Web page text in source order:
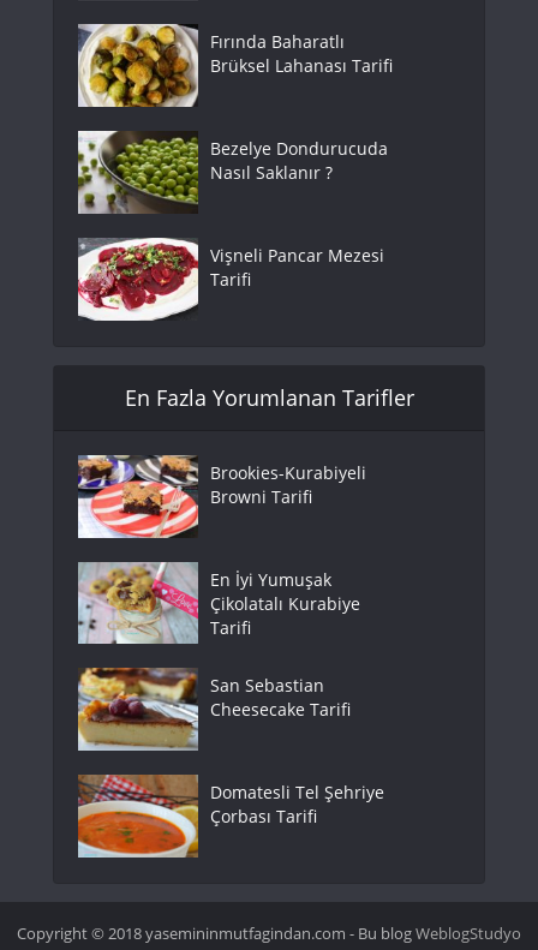
Fırında Baharatlı
Brüksel Lahanası Tarifi
Bezelye Dondurucuda
Nasıl Saklanır ?
Vişneli Pancar Mezesi
Tarifi
En Fazla Yorumlanan Tarifler
Brookies-Kurabiyeli
Browni Tarifi
En İyi Yumuşak
Çikolatalı Kurabiye
Tarifi
San Sebastian
Cheesecake Tarifi
Domatesli Tel Şehriye
Çorbası Tarifi
Copyright © 2018 yasemininmutfagindan.com - Bu blogWeblogStudyo